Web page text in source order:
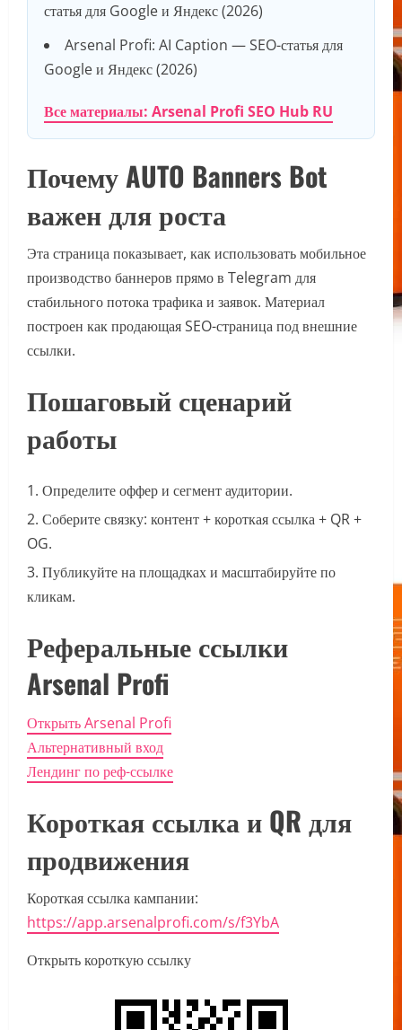
статья для Google и Яндекс (2026)
Arsenal Profi: AI Caption — SEO-статья для
Google и Яндекс (2026)
Все материалы: Arsenal Profi SEO Hub RU
Почему AUTO Banners Bot
важен для роста
Эта страница показывает, как использовать мобильное
производство баннеров прямо в Telegram для
стабильного потока трафика и заявок. Материал
построен как продающая SEO-страница под внешние
ссылки.
Пошаговый сценарий
работы
Определите оффер и сегмент аудитории.
Соберите связку: контент + короткая ссылка + QR +
OG.
Публикуйте на площадках и масштабируйте по
кликам.
Реферальные ссылки
Arsenal Profi
Открыть Arsenal Profi
Альтернативный вход
Лендинг по реф-ссылке
Короткая ссылка и QR для
продвижения
Короткая ссылка кампании:
https://app.arsenalprofi.com/s/f3YbA
Открыть короткую ссылку